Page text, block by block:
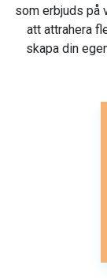
som erbjuds på
att attrahera
skapa din